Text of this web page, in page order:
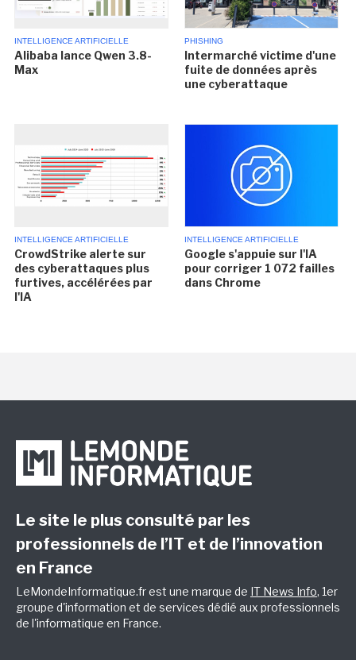
INTELLIGENCE ARTIFICIELLE
Alibaba lance Qwen 3.8-
Max
PHISHING
Intermarché victime d'une
fuite de données après
une cyberattaque
INTELLIGENCE ARTIFICIELLE
CrowdStrike alerte sur
des cyberattaques plus
furtives, accélérées par
l'IA
INTELLIGENCE ARTIFICIELLE
Google s'appuie sur l'IA
pour corriger 1 072 failles
dans Chrome
Le site le plus consulté par les
professionnels de l’IT et de l’innovation
en France
LeMondeInformatique.fr est une marque de IT News Info, 1er
groupe d'information et de services dédié aux professionnels
de l'informatique en France.